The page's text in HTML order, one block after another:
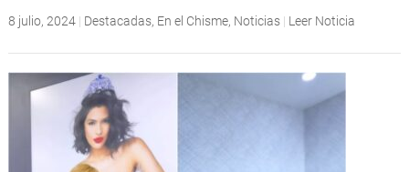
8 julio, 2024| Destacadas, En el Chisme, Noticias | Leer Noticia